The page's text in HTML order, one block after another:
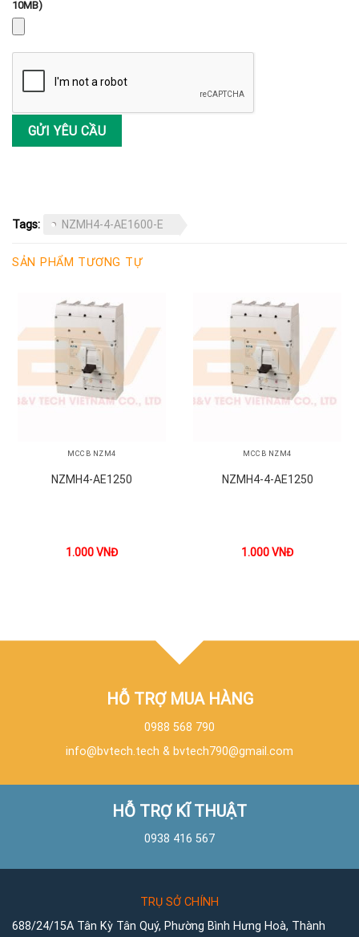
10MB)
Tags: NZMH4-4-AE1600-E
SẢN PHẨM TƯƠNG TỰ
MCCB NZM4
NZMH4-AE1250
1.000VNĐ
MCCB NZM4
NZMH4-4-AE1250
1.000VNĐ
HỖ TRỢ MUA HÀNG
0988 568 790
info@bvtech.tech & bvtech790@gmail.com
HỖ TRỢ KĨ THUẬT
0938 416 567
TRỤ SỞ CHÍNH
688/24/15A Tân Kỳ Tân Quý, Phường Bình Hưng Hoà, Thành